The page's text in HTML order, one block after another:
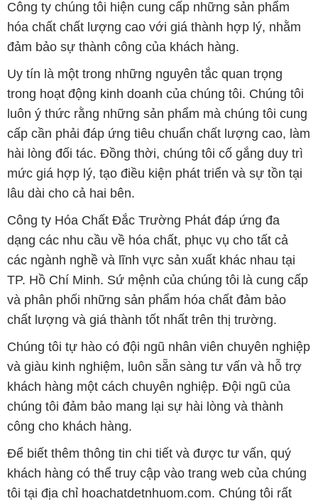
Công ty chúng tôi hiện cung cấp những sản phẩm
hóa chất chất lượng cao với giá thành hợp lý, nhằm
đảm bảo sự thành công của khách hàng.
Uy tín là một trong những nguyên tắc quan trọng
trong hoạt động kinh doanh của chúng tôi. Chúng tôi
luôn ý thức rằng những sản phẩm mà chúng tôi cung
cấp cần phải đáp ứng tiêu chuẩn chất lượng cao, làm
hài lòng đối tác. Đồng thời, chúng tôi cố gắng duy trì
mức giá hợp lý, tạo điều kiện phát triển và sự tồn tại
lâu dài cho cả hai bên.
Công ty Hóa Chất Đắc Trường Phát đáp ứng đa
dạng các nhu cầu về hóa chất, phục vụ cho tất cả
các ngành nghề và lĩnh vực sản xuất khác nhau tại
TP. Hồ Chí Minh. Sứ mệnh của chúng tôi là cung cấp
và phân phối những sản phẩm hóa chất đảm bảo
chất lượng và giá thành tốt nhất trên thị trường.
Chúng tôi tự hào có đội ngũ nhân viên chuyên nghiệp
và giàu kinh nghiệm, luôn sẵn sàng tư vấn và hỗ trợ
khách hàng một cách chuyên nghiệp. Đội ngũ của
chúng tôi đảm bảo mang lại sự hài lòng và thành
công cho khách hàng.
Để biết thêm thông tin chi tiết và được tư vấn, quý
khách hàng có thể truy cập vào trang web của chúng
tôi tại địa chỉ hoachatdetnhuom.com. Chúng tôi rất